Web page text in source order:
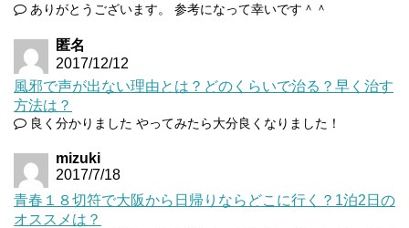
ありがとうございます。 参考になって幸いです＾＾
匿名
2017/12/12
風邪で声が出ない理由とは？どのくらいで治る？早く治す
方法は？
良く分かりました やってみたら大分良くなりました！
mizuki
2017/7/18
青春１８切符で大阪から日帰りならどこに行く？1泊2日の
オススメは？